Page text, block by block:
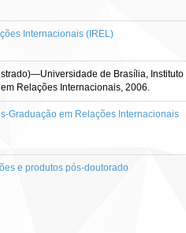
Internacionais (IREL)
de Brasília,
Relações Internacionais, 2006.
Graduação em Relações Internacionais
e produtos pós-doutorado